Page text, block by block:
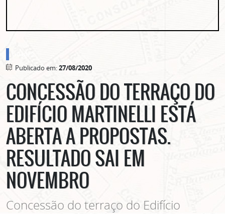
Publicado em:27/08/2020
CONCESSÃO DO TERRAÇO DO
EDIFÍCIO MARTINELLI ESTÁ
ABERTA A PROPOSTAS.
RESULTADO SAI EM
NOVEMBRO
Concessão do terraço do Edifício